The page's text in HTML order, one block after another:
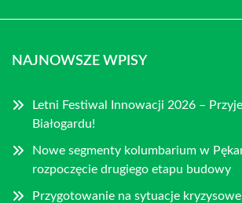
NAJNOWSZE WPISY
Letni Festiwal Innowacji 2026 –
Białogardu!
Nowe segmenty kolumbarium w
rozpoczęcie drugiego etapu budowy
Przygotowanie na sytuacje